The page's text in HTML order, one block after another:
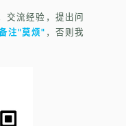
交流经验，提出问
注"莫烦" ，否则我